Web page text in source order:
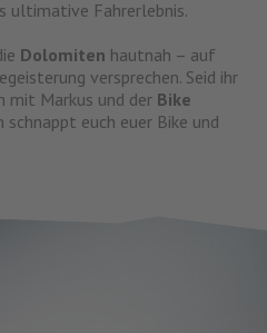
ultimative Fahrerlebnis.
Dolomiten hautnah – auf
versprechen. Seid ihr
mit Markus und der Bike
schnappt euch euer Bike und